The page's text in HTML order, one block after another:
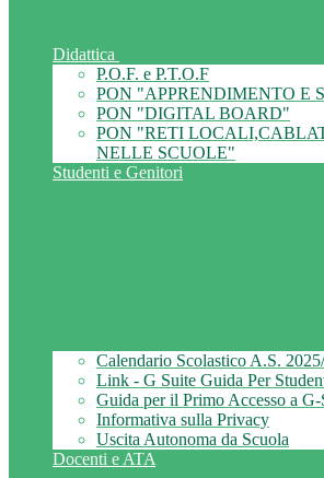
Didattica
P.O.F. e P.T.O.F
PON "APPRENDIMENTO E
PON "DIGITAL BOARD"
PON "RETI
NELLE SCUOLE"
Studenti e Genitori
Calendario Scolastico A.S.
Link - G Suite Guida Per
Guida per il Primo Accesso a G-
Informativa sulla Privacy
Uscita Autonoma da Scuola
Docenti e ATA